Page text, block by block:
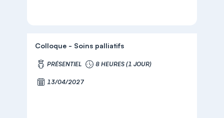
Colloque - Soins palliatifs
PRÉSENTIEL 8 HEURES (1 JOUR)
13/04/2027